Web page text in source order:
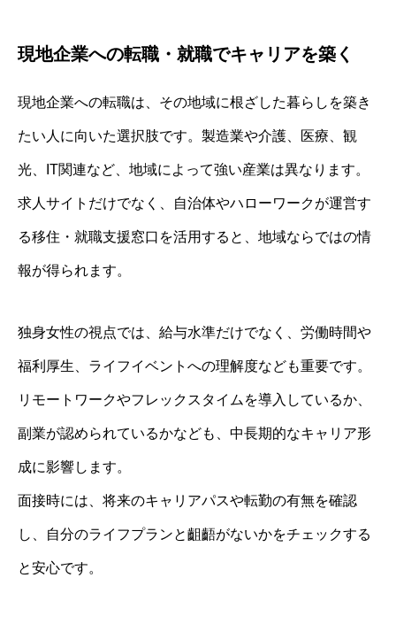
現地企業への転職・就職でキャリアを築く
現地企業への転職は、その地域に根ざした暮らしを築き
たい人に向いた選択肢です。製造業や介護、医療、観
光、IT関連など、地域によって強い産業は異なります。
求人サイトだけでなく、自治体やハローワークが運営す
る移住・就職支援窓口を活用すると、地域ならではの情
報が得られます。
独身女性の視点では、給与水準だけでなく、労働時間や
福利厚生、ライフイベントへの理解度なども重要です。
リモートワークやフレックスタイムを導入しているか、
副業が認められているかなども、中長期的なキャリア形
成に影響します。
面接時には、将来のキャリアパスや転勤の有無を確認
し、自分のライフプランと齟齬がないかをチェックする
と安心です。